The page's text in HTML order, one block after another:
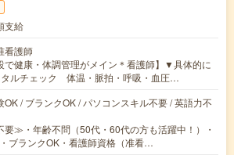
支給
看護師
で健康・体調管理がメイン＊看護師】▼具体的に
ルチェック 体温・脈拍・呼吸・血圧…
OK / ブランクOK / パソコンスキル不要 / 英語力不
≫・年齢不問（50代・60代の方も活躍中！）・
ブランクOK・看護師資格（准看…